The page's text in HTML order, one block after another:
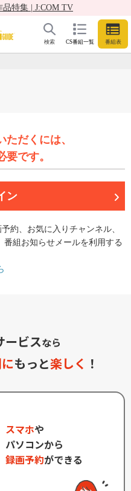
特集 | J:COM TV
CS番組一覧 番組表
検索
だくには、
要です。
ン
約、お気に入りチャンネル、
番組お知らせメールを利用する
ービスなら
もっと楽しく ！
スマホや
パソコンから
録画予約ができる